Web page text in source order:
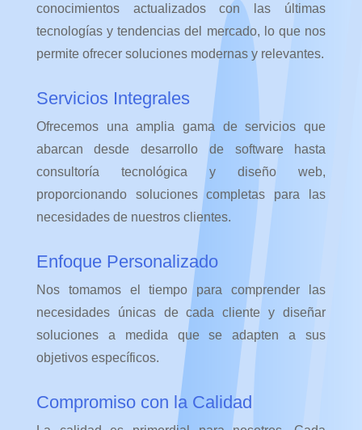
conocimientos actualizados con las últimas
tecnologías y tendencias del mercado, lo que nos
permite ofrecer soluciones modernas y relevantes.
Servicios Integrales
Ofrecemos una amplia gama de servicios que
abarcan desde desarrollo de software hasta
consultoría tecnológica y diseño web,
proporcionando soluciones completas para las
necesidades de nuestros clientes.
Enfoque Personalizado
Nos tomamos el tiempo para comprender las
necesidades únicas de cada cliente y diseñar
soluciones a medida que se adapten a sus
objetivos específicos.
Compromiso con la Calidad